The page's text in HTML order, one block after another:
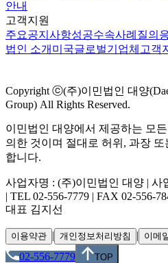
안내
고객지원
주요공지사항성공수속사례 질의
법인 소개 미국글로벌기업체 고객
Copyright ⓒ(주)이민법인 대양
Group) All Rights Reserved.
이민법인 대양에서 제공하는 모
의한 것이며 절대로 허위, 과장
합니다.
사업자명 : (주)이민법인 대양 | 사
| TEL 02-556-7779 | FAX 02-556-
대표 김지선
이용약관 | 개인정보처리방침 | 이메
02-556-7779
TOP